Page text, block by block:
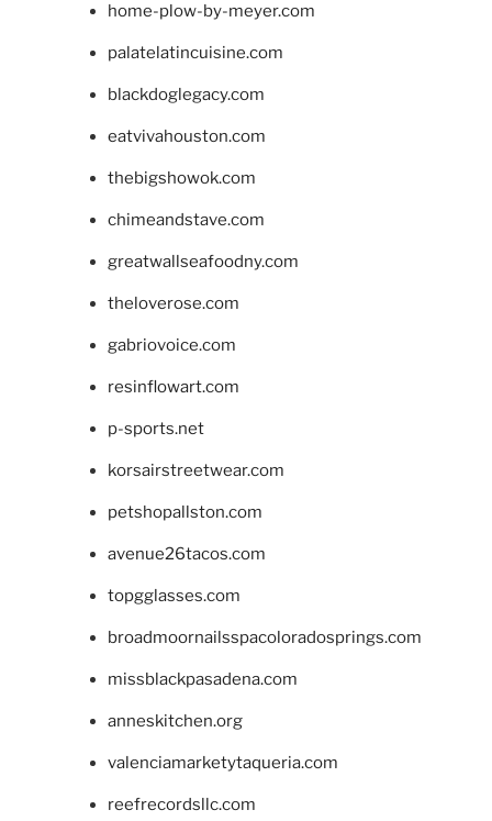
home-plow-by-meyer.com
palatelatincuisine.com
blackdoglegacy.com
eatvivahouston.com
thebigshowok.com
chimeandstave.com
greatwallseafoodny.com
theloverose.com
gabriovoice.com
resinflowart.com
p-sports.net
korsairstreetwear.com
petshopallston.com
avenue26tacos.com
topgglasses.com
broadmoornailsspacoloradosprings.com
missblackpasadena.com
anneskitchen.org
valenciamarketytaqueria.com
reefrecordsllc.com